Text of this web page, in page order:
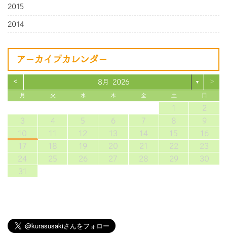
2015
2014
アーカイブカレンダー
< 8月 2026 ▼ >
月 火 水 木 金 土 日
1
2
3
4 5 6 7 8
9
10
11 12 13 14 15
16
17
18 19 20 21 22
23
24
25 26 27 28 29
30
31